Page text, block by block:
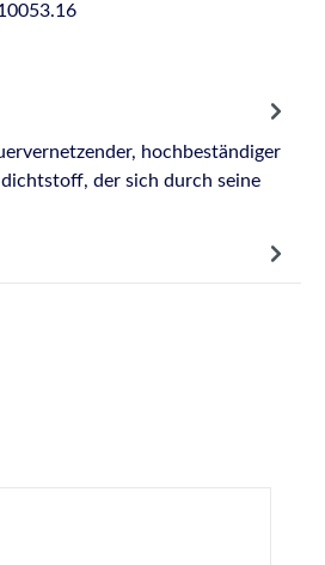
hochbeständiger
der sich durch seine